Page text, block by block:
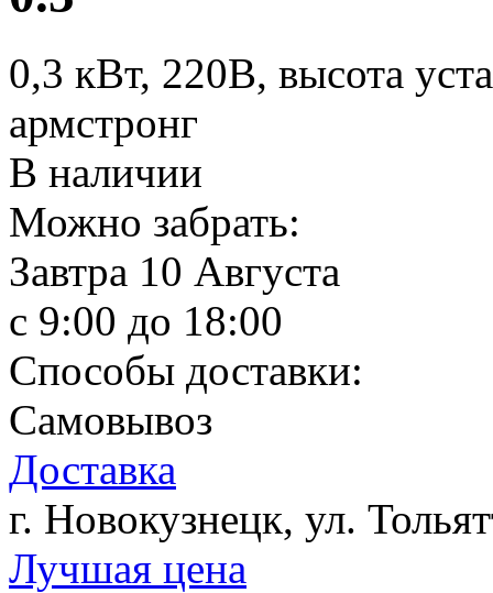
0,3 кВт, 220В, высота
армстронг
В наличии
Можно забрать:
Завтра 10 Августа
c 9:00 до 18:00
Способы доставки:
Самовывоз
Доставка
г. Новокузнецк, ул.
Лучшая цена